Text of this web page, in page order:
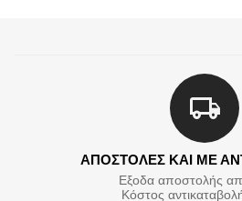
ΑΠΟΣΤΟΛΕΣ ΚΑΙ ΜΕ
Εξοδα αποστολής
Κόστος